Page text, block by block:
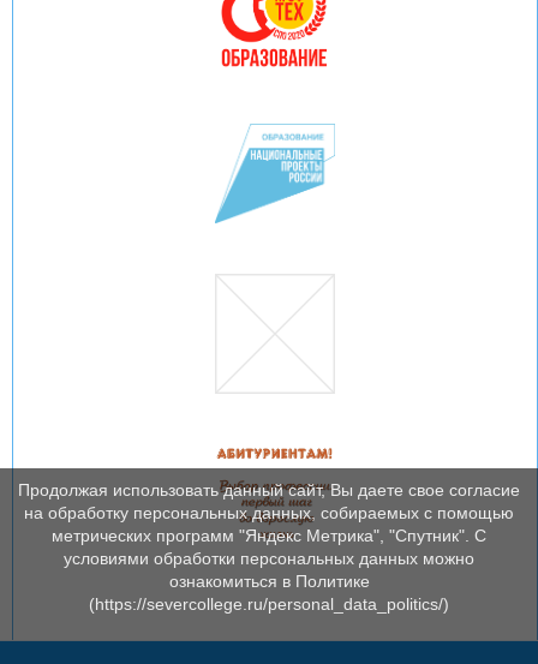
Продолжая использовать данный сайт, Вы даете свое согласие
на обработку персональных данных, собираемых с помощью
метрических программ "Яндекс Метрика", "Спутник". С
условиями обработки персональных данных можно
ознакомиться в Политике
(https://severcollege.ru/personal_data_politics/)